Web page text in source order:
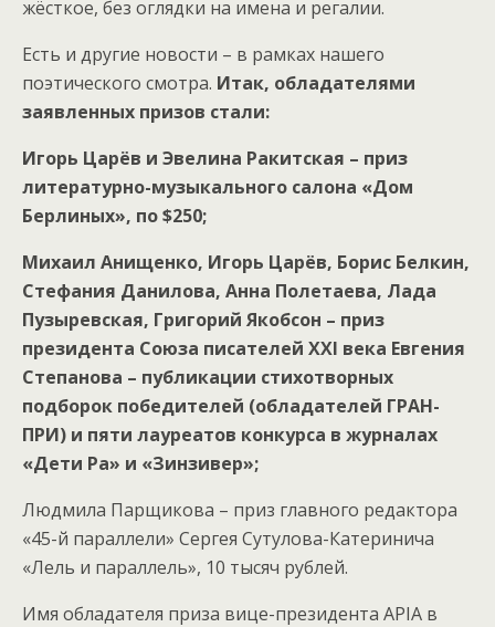
жёсткое, без оглядки на имена и регалии.
Есть и другие новости – в рамках нашего
поэтического смотра. Итак, обладателями
заявленных призов стали:
Игорь Царёв и Эвелина Ракитская – приз
литературно-музыкального салона «Дом
Берлиных», по $250;
Михаил Анищенко, Игорь Царёв, Борис Белкин,
Стефания Данилова, Анна Полетаева, Лада
Пузыревская, Григорий Якобсон – приз
президента Союза писателей XXI века Евгения
Степанова – публикации стихотворных
подборок победителей (обладателей ГРАН-
ПРИ) и пяти лауреатов конкурса в журналах
«Дети Ра» и «Зинзивер»;
Людмила Парщикова – приз главного редактора
«45-й параллели» Сергея Сутулова-Катеринича
«Лель и параллель», 10 тысяч рублей.
Имя обладателя приза вице-президента APIA в